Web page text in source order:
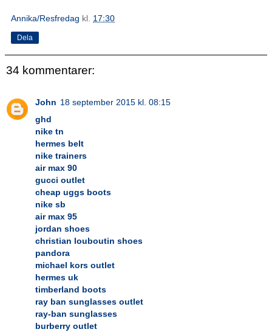
Annika/Resfredag kl. 17:30
Dela
34 kommentarer:
John 18 september 2015 kl. 08:15
ghd
nike tn
hermes belt
nike trainers
air max 90
gucci outlet
cheap uggs boots
nike sb
air max 95
jordan shoes
christian louboutin shoes
pandora
michael kors outlet
hermes uk
timberland boots
ray ban sunglasses outlet
ray-ban sunglasses
burberry outlet